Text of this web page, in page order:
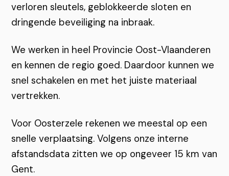
verloren sleutels, geblokkeerde sloten en
dringende beveiliging na inbraak.
We werken in heel Provincie Oost-Vlaanderen
en kennen de regio goed. Daardoor kunnen we
snel schakelen en met het juiste materiaal
vertrekken.
Voor Oosterzele rekenen we meestal op een
snelle verplaatsing. Volgens onze interne
afstandsdata zitten we op ongeveer 15 km van
Gent.